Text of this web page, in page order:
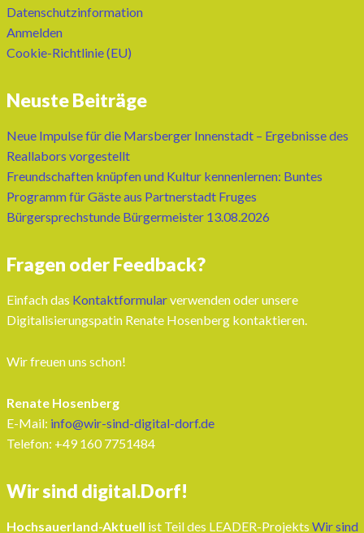
Datenschutzinformation
Anmelden
Cookie-Richtlinie (EU)
Neuste Beiträge
Neue Impulse für die Marsberger Innenstadt – Ergebnisse des
Reallabors vorgestellt
Freundschaften knüpfen und Kultur kennenlernen: Buntes
Programm für Gäste aus Partnerstadt Fruges
Bürgersprechstunde Bürgermeister 13.08.2026
Fragen oder Feedback?
Einfach das Kontaktformularverwenden oder unsere
Digitalisierungspatin Renate Hosenberg kontaktieren.
Wir freuen uns schon!
Renate Hosenberg
E-Mail: info@wir-sind-digital-dorf.de
Telefon: ‭+49 160 7751484‬
Wir sind digital.Dorf!
Hochsauerland-Aktuell ist Teil des LEADER-Projekts Wir sind